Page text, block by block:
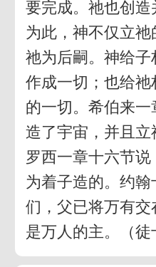
要完成。祂也创造
为此，神不仅立
祂为后嗣。神给子
作成一切；也给祂
的一切。希伯来
造了宇宙，并且
罗西一章十六节
为着子造的。约
们，父已将万有
是万人的主。（徒